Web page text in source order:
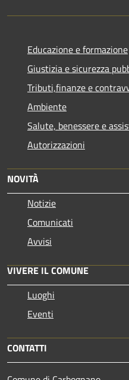
Educazione e formazione
Giustizia e sicurezza
Tributi,finanze e
Ambiente
Salute, benessere e
Autorizzazioni
NOVITÀ
Notizie
Comunicati
Avvisi
VIVERE IL COMUNE
Luoghi
Eventi
CONTATTI